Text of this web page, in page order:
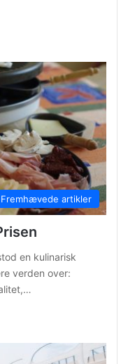
Fremhævede artikler
en kulinarisk
verden over: